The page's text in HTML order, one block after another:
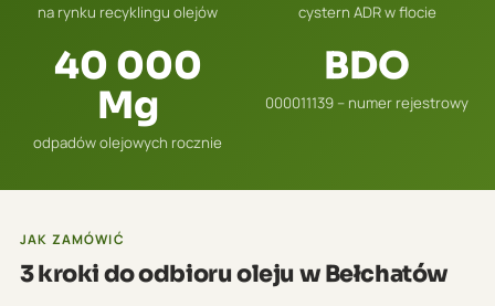
na rynku recyklingu olejów cystern ADR w flocie
40 000
Mg
odpadów olejowych rocznie
BDO
000011139 – numer rejestrowy
JAK ZAMÓWIĆ
3 kroki do odbioru oleju w Bełchatów